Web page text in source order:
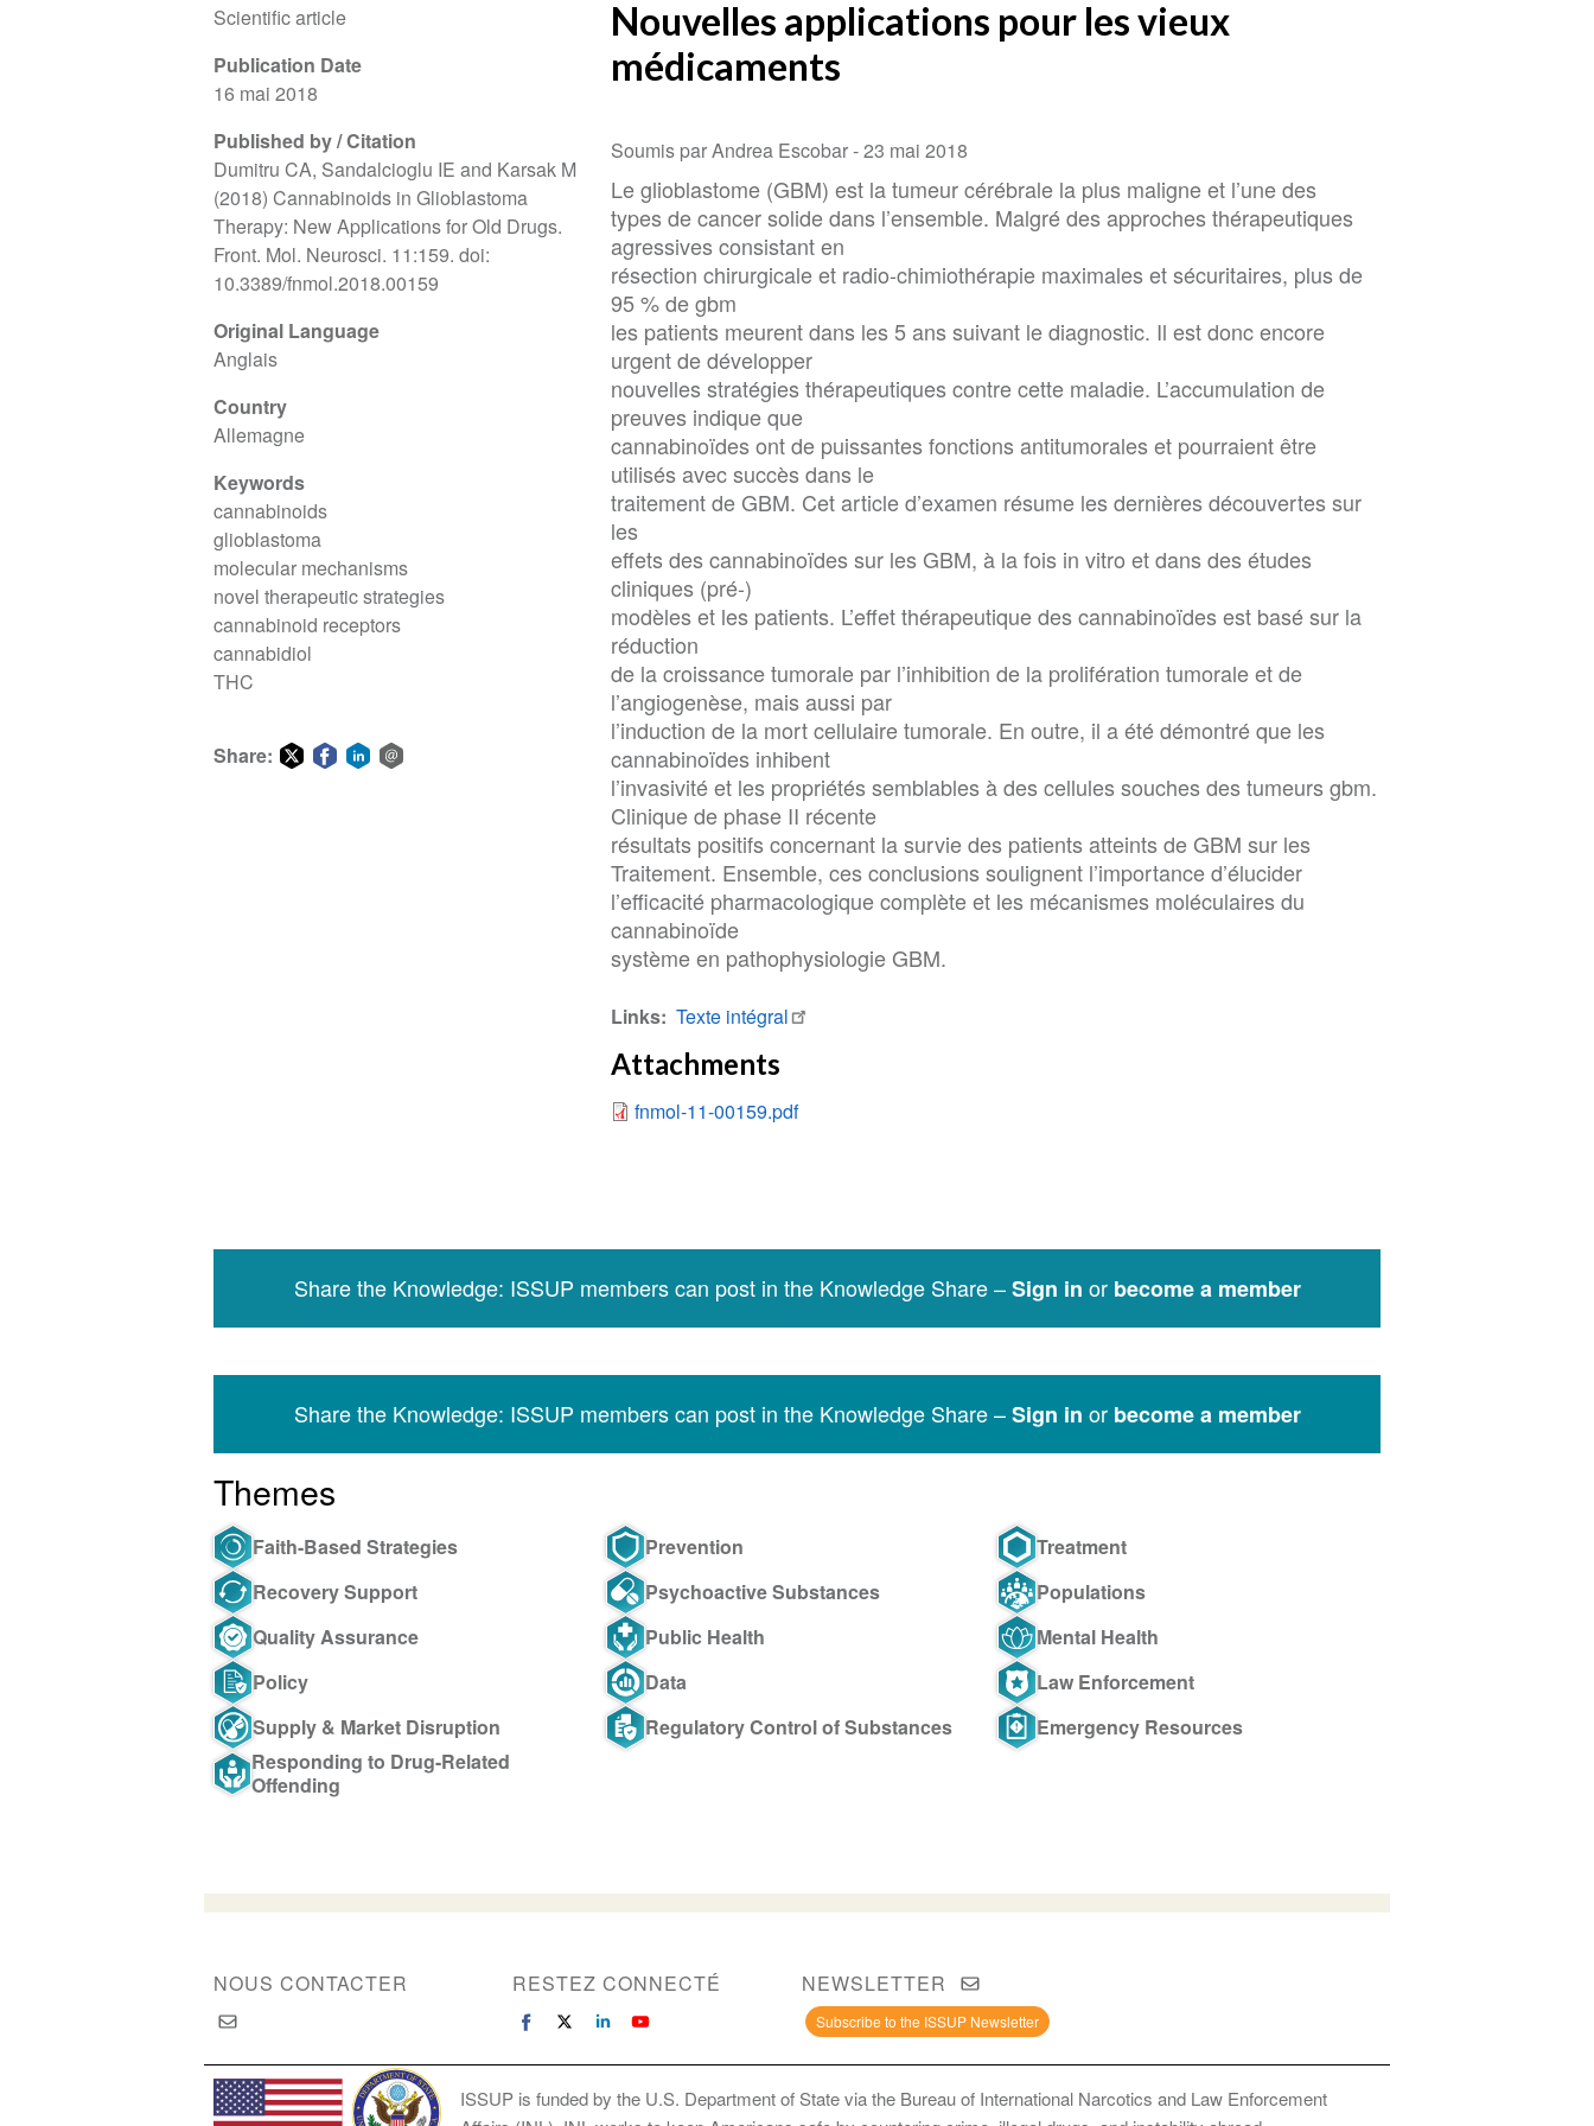
Scientific article
Publication Date
16 mai 2018
Published by / Citation
Dumitru CA, Sandalcioglu IE and Karsak M
(2018) Cannabinoids in Glioblastoma
Therapy: New Applications for Old Drugs.
Front. Mol. Neurosci. 11:159. doi:
10.3389/fnmol.2018.00159
Original Language
Anglais
Country
Allemagne
Keywords
cannabinoids
glioblastoma
molecular mechanisms
novel therapeutic strategies
cannabinoid receptors
cannabidiol
THC
Share:
Nouvelles applications pour les vieux
médicaments
Soumis par Andrea Escobar -23 mai 2018
Le glioblastome (GBM) est la tumeur cérébrale la plus maligne et l’une des
types de cancer solide dans l’ensemble. Malgré des approches thérapeutiques
agressives consistant en
résection chirurgicale et radio-chimiothérapie maximales et sécuritaires, plus de
95 % de gbm
les patients meurent dans les 5 ans suivant le diagnostic. Il est donc encore
urgent de développer
nouvelles stratégies thérapeutiques contre cette maladie. L’accumulation de
preuves indique que
cannabinoïdes ont de puissantes fonctions antitumorales et pourraient être
utilisés avec succès dans le
traitement de GBM. Cet article d’examen résume les dernières découvertes sur
les
effets des cannabinoïdes sur les GBM, à la fois in vitro et dans des études
cliniques (pré-)
modèles et les patients. L’effet thérapeutique des cannabinoïdes est basé sur la
réduction
de la croissance tumorale par l’inhibition de la prolifération tumorale et de
l’angiogenèse, mais aussi par
l’induction de la mort cellulaire tumorale. En outre, il a été démontré que les
cannabinoïdes inhibent
l’invasivité et les propriétés semblables à des cellules souches des tumeurs gbm.
Clinique de phase II récente
résultats positifs concernant la survie des patients atteints de GBM sur les
Traitement. Ensemble, ces conclusions soulignent l’importance d’élucider
l’efficacité pharmacologique complète et les mécanismes moléculaires du
cannabinoïde
système en pathophysiologie GBM.
Links Texte intégral
Attachments
fnmol-11-00159.pdf
Share the Knowledge: ISSUP members can post in the Knowledge Share –Sign in or become a member
Share the Knowledge: ISSUP members can post in the Knowledge Share –Sign in or become a member
Themes
Faith-Based Strategies Prevention
Treatment
Recovery Support
Psychoactive Substances
Populations
Quality Assurance
Public Health
Mental Health
Policy
Data
Law Enforcement
Supply & Market Disruption
Regulatory Control of Substances
Emergency Resources
Responding to Drug-Related
Offending
NOUS CONTACTER RESTEZ CONNECTÉ NEWSLETTER
Subscribe to the ISSUP Newsletter
ISSUP is funded by the U.S. Department of State via the Bureau of International Narcotics and Law Enforcement